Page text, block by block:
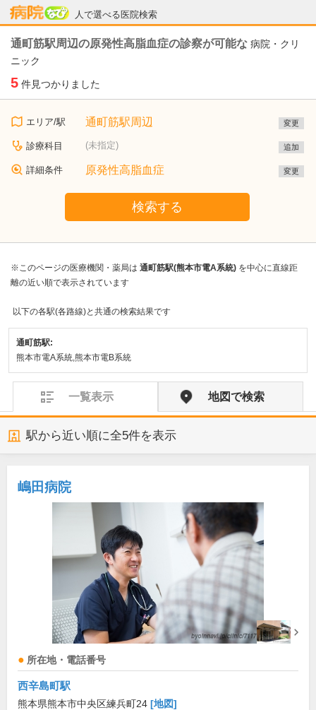
人で選べる医院検索
病院なび
通町筋駅周辺の原発性高脂血症の診察が可能な 病院・クリ
ニック
5 件見つかりました
エリア/駅 通町筋駅周辺 変更
診療科目 (未指定) 追加
詳細条件 原発性高脂血症 変更
検索する
※このページの医療機関・薬局は 通町筋駅(熊本市電A系統) を中心に直線距
離の近い順で表示されています
以下の各駅(各路線)と共通の検索結果です
通町筋駅:
熊本市電A系統,熊本市電B系統
一覧表示 地図で検索
駅から近い順に全5件を表示
嶋田病院
所在地・電話番号
西辛島町駅
熊本県熊本市中央区練兵町24 [地図]